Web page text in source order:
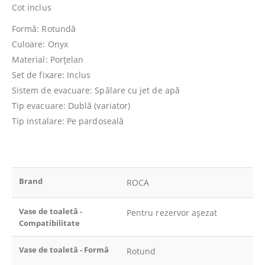
Cot inclus
Formă: Rotundă
Culoare: Onyx
Material: Porțelan
Set de fixare: Inclus
Sistem de evacuare: Spălare cu jet de apă
Tip evacuare: Dublă (variator)
Tip instalare: Pe pardoseală
Brand ROCA
Vase de toaletă -
Compatibilitate
Pentru rezervor așezat
Vase de toaletă - Formă Rotund